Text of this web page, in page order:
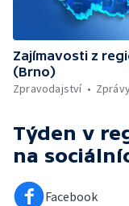
Zajímavosti z
(Brno)
Zpravodajství
Týden v
na
Facebook